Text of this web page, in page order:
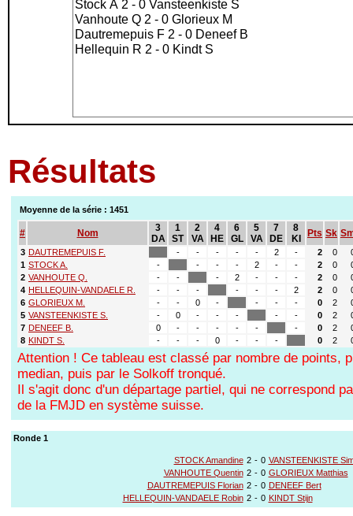
Résultats
Moyenne de la série : 1451
# Nom
3
DA
1
ST
2
VA
4
HE
6
GL
5
VA
7
DE
8
KI
Pts Sk
3 DAUTREMEPUIS F. - - - - - 2 - 2 0
1 STOCK A. - - - - 2 - - 2 0
2 VANHOUTE Q. - - - 2 - - - 2 0
4 HELLEQUIN-VANDAELE R. - - - - - - 2 2 0
6 GLORIEUX M. - - 0 - - - - 0 2
5 VANSTEENKISTE S. - 0 - - - - - 0 2
7 DENEEF B. 0 - - - - - - 0 2
8 KINDT S. - - - 0 - - - 0 2
Attention ! Ce tableau est classé par nombre de points,
median, puis par le Solkoff tronqué.
Il s'agit donc d'un départage partiel, qui ne correspond
de la FMJD en système suisse.
Ronde 1
STOCK Amandine 2 - 0 VANSTEENKISTE
VANHOUTE Quentin 2 - 0 GLORIEUX Matthias
DAUTREMEPUIS Florian 2 - 0 DENEEF Bert
HELLEQUIN-VANDAELE Robin 2 - 0 KINDT Stijn